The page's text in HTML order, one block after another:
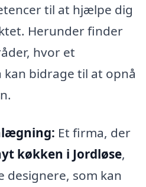
til at hjælpe dig
Herunder finder
hvor et
bidrage til at opnå
Et firma, der
køkken i Jordløse,
designere, som kan